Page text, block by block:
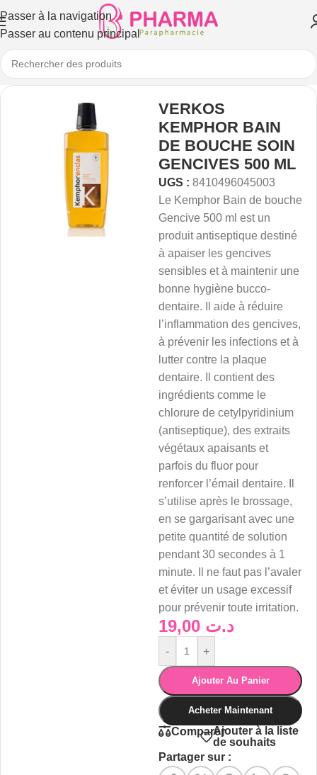
Passer à la navigation
Passer au contenu principal
VERKOS
KEMPHOR BAIN
DE BOUCHE SOIN
GENCIVES 500 ML
UGS : 8410496045003
Le Kemphor Bain de bouche
Gencive 500 ml est un
produit antiseptique destiné
à apaiser les gencives
sensibles et à maintenir une
bonne hygiène bucco-
dentaire. Il aide à réduire
l’inflammation des gencives,
à prévenir les infections et à
lutter contre la plaque
dentaire. Il contient des
ingrédients comme le
chlorure de cetylpyridinium
(antiseptique), des extraits
végétaux apaisants et
parfois du fluor pour
renforcer l’émail dentaire. Il
s’utilise après le brossage,
en se gargarisant avec une
petite quantité de solution
pendant 30 secondes à 1
minute. Il ne faut pas l’avaler
et éviter un usage excessif
pour prévenir toute irritation.
د.ت
- +
Ajouter Au Panier
Acheter Maintenant
ComparerAjouter à la liste
de souhaits
Partager sur :